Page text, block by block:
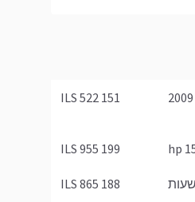
151 522 ILS
199 955 ILS
188 865 ILS